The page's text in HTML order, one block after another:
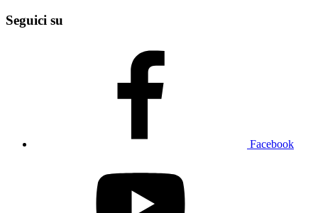
Seguici su
Facebook